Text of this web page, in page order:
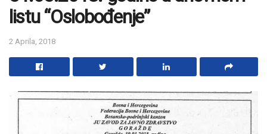
listu “Oslobođenje”
2 Aprila, 2018